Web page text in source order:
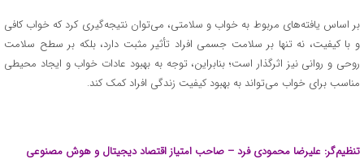
بر اساس یافته‌های مربوط به خواب و سلامتی، می‌توان نتیجه‌گیری کرد که خواب کافی
و با کیفیت، نه تنها بر سلامت جسمی افراد تأثیر مثبت دارد، بلکه بر سطح سلامت
روحی و روانی نیز اثرگذار است؛ بنابراین، توجه به بهبود عادات خواب و ایجاد محیطی
مناسب برای خواب می‌تواند به بهبود کیفیت زندگی افراد کمک کند.
تنظیم‌گر: علیرضا محمودی فرد – صاحب امتیاز اقتصاد دیجیتال و هوش مصنوعی